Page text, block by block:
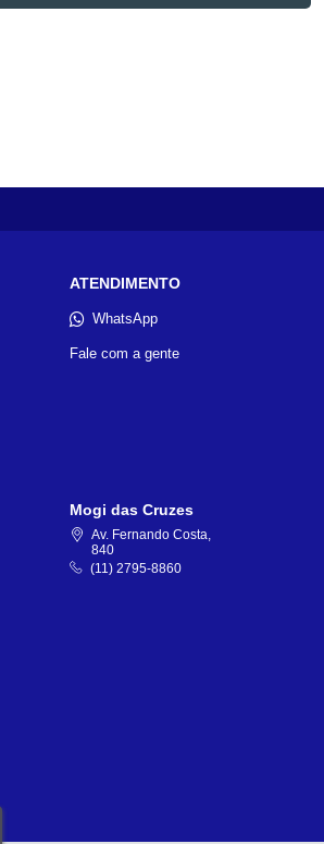
ATENDIMENTO
WhatsApp
Fale com a gente
Mogi das Cruzes
Av. Fernando Costa,
840
(11) 2795-8860